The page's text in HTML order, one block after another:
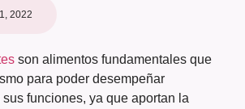
2022
son alimentos fundamentales que
para poder desempeñar
funciones, ya que aportan la